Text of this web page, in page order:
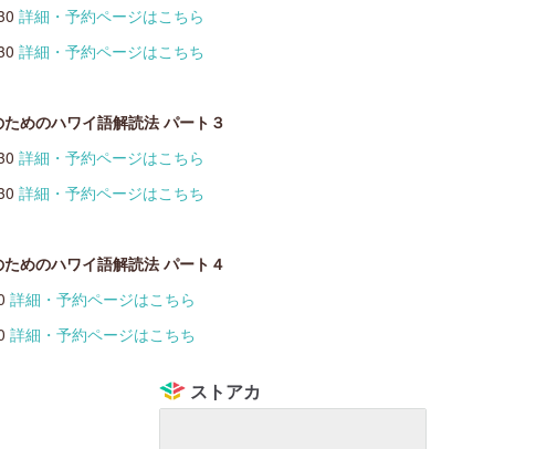
詳細・予約ページはこちら
詳細・予約ページはこちち
めのハワイ語解読法 パート３
詳細・予約ページはこちら
詳細・予約ページはこちち
めのハワイ語解読法 パート４
詳細・予約ページはこちら
詳細・予約ページはこちち